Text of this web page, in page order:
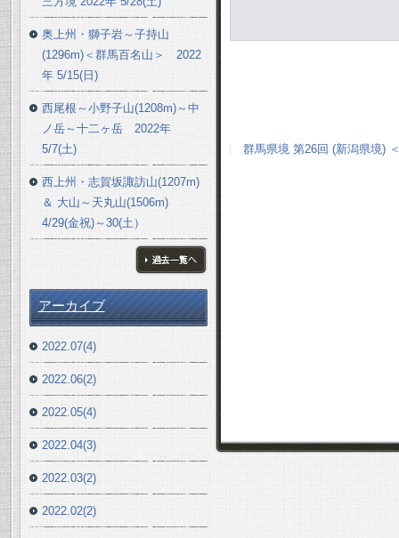
群馬県境 第26回 (新潟県境)
奥上州・獅子岩～子持山
(1296m)＜群馬百名山＞ 2022
年 5/15(日)
西尾根～小野子山(1208m)～中
ノ岳～十二ヶ岳 2022年
5/7(土)
西上州・志賀坂諏訪山(1207m)
＆ 大山～天丸山(1506m)
4/29(金祝)～30(土）
アーカイブ
2022.07(4)
2022.06(2)
2022.05(4)
2022.04(3)
2022.03(2)
2022.02(2)